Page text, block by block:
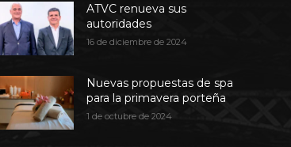
ATVC renueva sus
autoridades
16 de diciembre de 2024
Nuevas propuestas de spa
para la primavera porteña
1 de octubre de 2024